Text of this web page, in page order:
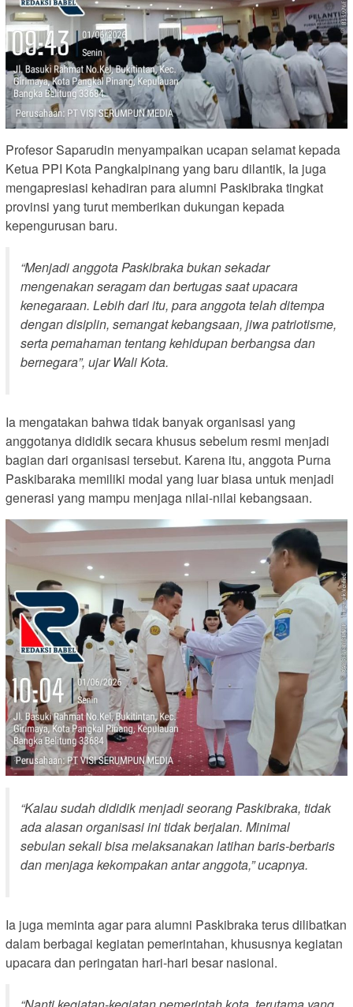
Profesor Saparudin menyampaikan ucapan selamat kepada
Ketua PPI Kota Pangkalpinang yang baru dilantik, Ia juga
mengapresiasi kehadiran para alumni Paskibraka tingkat
provinsi yang turut memberikan dukungan kepada
kepengurusan baru.
“Menjadi anggota Paskibraka bukan sekadar
mengenakan seragam dan bertugas saat upacara
kenegaraan. Lebih dari itu, para anggota telah ditempa
dengan disiplin, semangat kebangsaan, jiwa patriotisme,
serta pemahaman tentang kehidupan berbangsa dan
bernegara”, ujar Wali Kota.
Ia mengatakan bahwa tidak banyak organisasi yang
anggotanya dididik secara khusus sebelum resmi menjadi
bagian dari organisasi tersebut. Karena itu, anggota Purna
Paskibaraka memiliki modal yang luar biasa untuk menjadi
generasi yang mampu menjaga nilai-nilai kebangsaan.
“Kalau sudah dididik menjadi seorang Paskibraka, tidak
ada alasan organisasi ini tidak berjalan. Minimal
sebulan sekali bisa melaksanakan latihan baris-berbaris
dan menjaga kekompakan antar anggota,”ucapnya.
Ia juga meminta agar para alumni Paskibraka terus dilibatkan
dalam berbagai kegiatan pemerintahan, khususnya kegiatan
upacara dan peringatan hari-hari besar nasional.